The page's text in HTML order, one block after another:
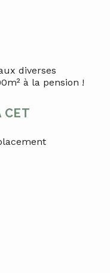
diverses
à la pension !
CET